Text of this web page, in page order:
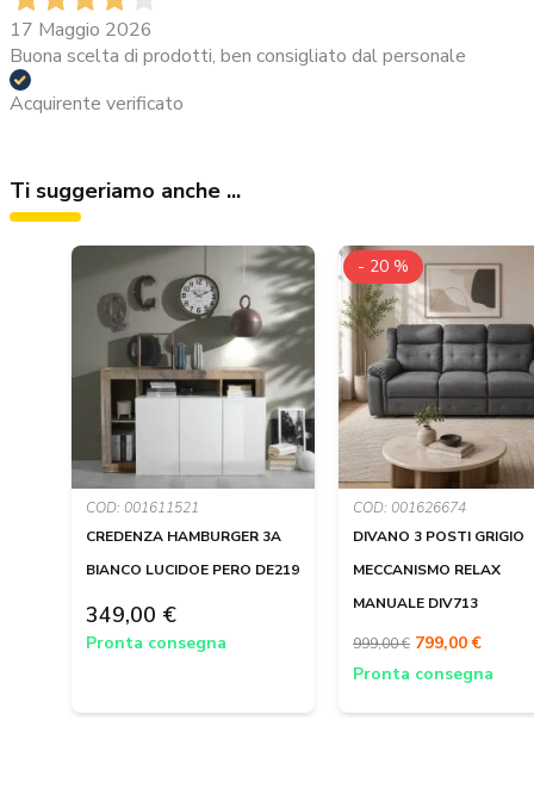
17 Maggio 2026
Buona scelta di prodotti, ben consigliato dal personale
Acquirente verificato
Ti suggeriamo anche ...
COD: 001611521
CREDENZA HAMBURGER 3A
BIANCO LUCIDOE PERO DE219
349,00 €
Pronta consegna
COD: 001626674
DIVANO 3 POSTI GRIGIO
MECCANISMO RELAX
MANUALE DIV713
- 20 %
999,00 € 799,00 €
Pronta consegna